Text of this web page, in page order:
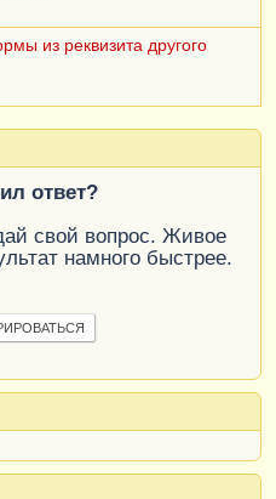
из реквизита другого
ответ?
свой вопрос. Живое
намного быстрее.